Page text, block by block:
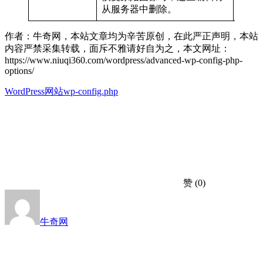
从服务器中删除。
作者：牛奇网，本站文章均为辛苦原创，在此严正声明，本站
内容严禁采集转载，面斥不雅请好自为之，本文网址：
https://www.niuqi360.com/wordpress/advanced-wp-config-php-
options/
WordPress网站wp-config.php
赞 (0)
牛奇网